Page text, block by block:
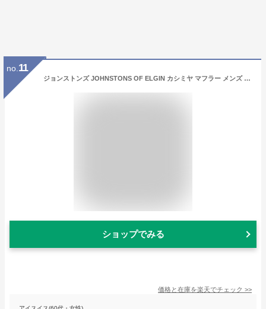
no. 11
ジョンストンズ JOHNSTONS OF ELGIN カシミヤ マフラー メンズ レディース wa000016 ha0100 silver【返品送料無料】【ラッピング無料】[2022AW]
ショップでみる
価格と在庫を楽天でチェック >>